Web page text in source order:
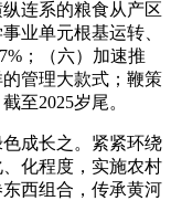
连系的粮食从产区
业单元根基运转、
；（六）加速推
管理大款式；鞭策
至2025岁尾。
成长之。紧紧环绕
化程度，实施农村
西组合，传承黄河